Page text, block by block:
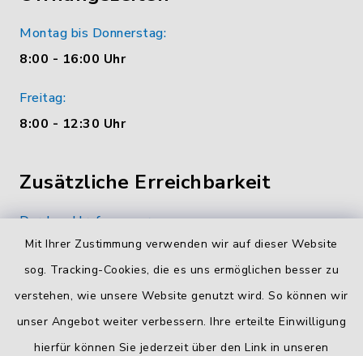
Mit Ihrer Zustimmung verwenden wir auf dieser Website
sog. Tracking-Cookies, die es uns ermöglichen besser zu
verstehen, wie unsere Website genutzt wird. So können wir
unser Angebot weiter verbessern. Ihre erteilte Einwilligung
hierfür können Sie jederzeit über den Link in unseren
Montag bis Donnerstag:
8:00 - 16:00 Uhr
Freitag:
8:00 - 12:30 Uhr
Zusätzliche Erreichbarkeit
Durchwahlrufnummern
Die Durchwahlrufnummern unserer Mitarbeiterinnen
und Mitarbeiter finden Siehier.
Kontaktformular
SicheresKontaktformularmit BayernID verwenden.